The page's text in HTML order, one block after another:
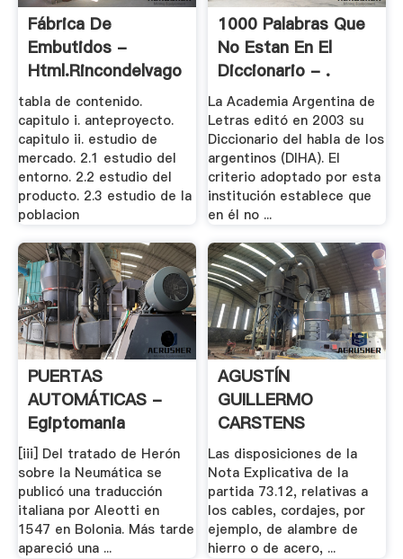
Fábrica De
Embutidos -
Html.rincondelvago
tabla de contenido.
capitulo i. anteproyecto.
capitulo ii. estudio de
mercado. 2.1 estudio del
entorno. 2.2 estudio del
producto. 2.3 estudio de la
poblacion
1000 Palabras Que
No Estan En El
Diccionario - .
La Academia Argentina de
Letras editó en 2003 su
Diccionario del habla de los
argentinos (DIHA). El
criterio adoptado por esta
institución establece que
en él no ...
PUERTAS
AUTOMÁTICAS -
Egiptomania
[iii] Del tratado de Herón
sobre la Neumática se
publicó una traducción
italiana por Aleotti en
1547 en Bolonia. Más tarde
apareció una ...
AGUSTÍN
GUILLERMO
CARSTENS
CARSTENS, .
Las disposiciones de la
Nota Explicativa de la
partida 73.12, relativas a
los cables, cordajes, por
ejemplo, de alambre de
hierro o de acero, ...